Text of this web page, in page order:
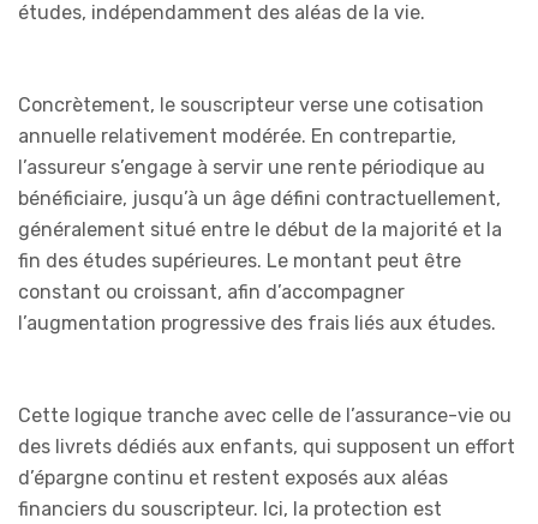
études, indépendamment des aléas de la vie.
Concrètement, le souscripteur verse une cotisation
annuelle relativement modérée. En contrepartie,
l’assureur s’engage à servir une rente périodique au
bénéficiaire, jusqu’à un âge défini contractuellement,
généralement situé entre le début de la majorité et la
fin des études supérieures. Le montant peut être
constant ou croissant, afin d’accompagner
l’augmentation progressive des frais liés aux études.
Cette logique tranche avec celle de l’assurance-vie ou
des livrets dédiés aux enfants, qui supposent un effort
d’épargne continu et restent exposés aux aléas
financiers du souscripteur. Ici, la protection est